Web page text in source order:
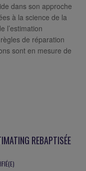
dans son approche
à la science de la
l’estimation
de réparation
sont en mesure de
REBAPTISÉE